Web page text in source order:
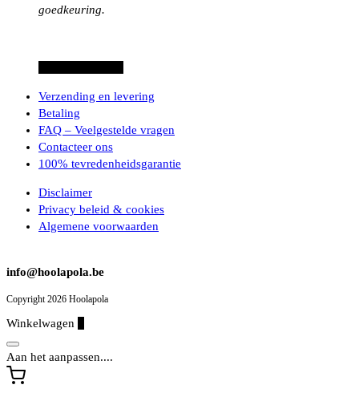
goedkeuring.
heeft
variaties.
optie
worden
op
Verzending en levering
Betaling
FAQ – Veelgestelde vragen
Contacteer ons
100% tevredenheidsgarantie
Disclaimer
Privacy beleid & cookies
Algemene voorwaarden
info@hoolapola.be
Copyright 2026 Hoolapola
Winkelwagen
Aan het aanpassen....